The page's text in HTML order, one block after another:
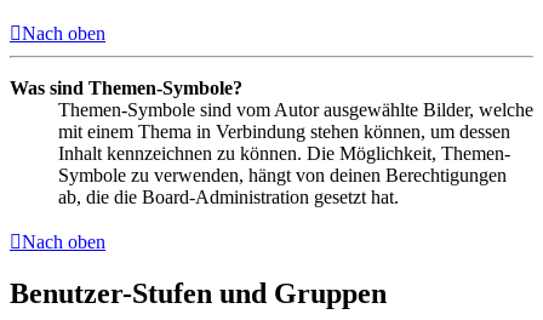
Nach oben
Was sind Themen-Symbole?
Themen-Symbole sind vom Autor ausgewählte Bilder, welche
mit einem Thema in Verbindung stehen können, um dessen
Inhalt kennzeichnen zu können. Die Möglichkeit, Themen-
Symbole zu verwenden, hängt von deinen Berechtigungen
ab, die die Board-Administration gesetzt hat.
Nach oben
Benutzer-Stufen und Gruppen